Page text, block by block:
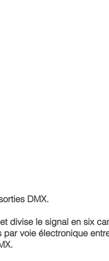
DMX.
divise le signal en six
par voie électronique